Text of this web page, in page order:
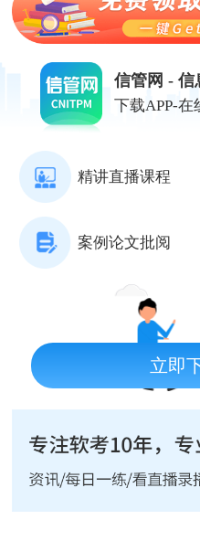
信管网 - 信
下载APP-在
精讲直播课程
案例论文批阅
立即